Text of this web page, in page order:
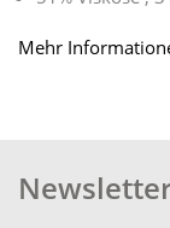
Mehr